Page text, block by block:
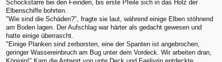
Schockstarre bei den Feinden, bis erste Pfeile sich in das Holz der
Elbenschiffe bohrten.
"Wie sind die Schäden?", fragte sie laut, während einige Elben stöhnend
am Boden lagen. Der Aufschlag war härter als gedacht gewesen und
hatte einige überrascht.
"Einige Planken sind zerborsten, eine der Spanten ist angebrochen,
geringer Wassereinbruch am Bug unter dem Vordeck. Wir arbeiten dran,